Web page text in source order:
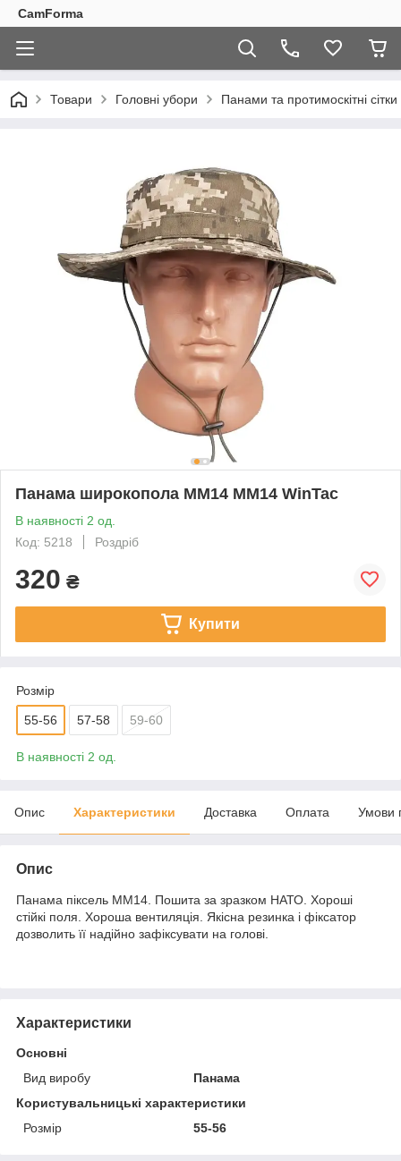
CamForma
Товари Головні убори Панами та протимоскітні сітки
Панама широкопола ММ14 ММ14 WinTac
В наявності 2 од.
Код: 5218
Роздріб
320 ₴
Купити
Розмір
55-56 57-58 59-60
В наявності 2 од.
Опис Характеристики Доставка Оплата Умови
Опис
Панама піксель ММ14. Пошита за зразком НАТО. Хороші
стійкі поля. Хороша вентиляція. Якісна резинка і фіксатор
дозволить її надійно зафіксувати на голові.
Характеристики
Основні
Вид виробу
Панама
Користувальницькі характеристики
Розмір
55-56